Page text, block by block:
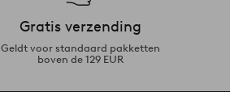
Gratis verzending
Geldt voor standaard pakketten
boven de 129 EUR